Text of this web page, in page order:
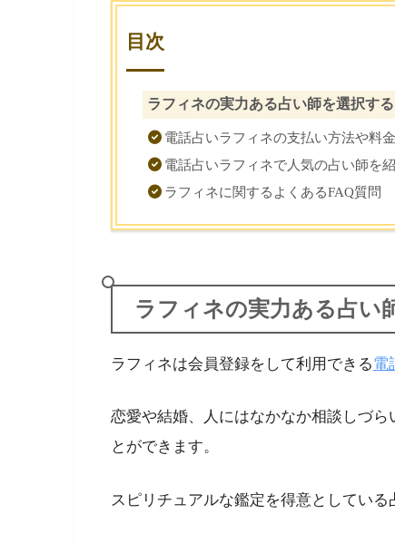
目次
ラフィネの実力ある占い師を選択する
電話占いラフィネの支払い方法や料
電話占いラフィネで人気の占い師を
ラフィネに関するよくあるFAQ質問
ラフィネの実力ある占い
ラフィネは会員登録をして利用できる電
恋愛や結婚、人にはなかなか相談しづ
とができます。
スピリチュアルな鑑定を得意としている